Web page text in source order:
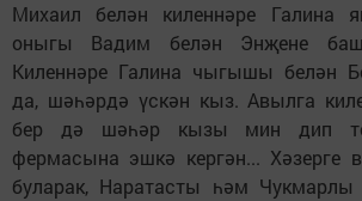
Михаил белән киленнәре Галина
оныгы Вадим белән Энҗене
Киленнәре Галина чыгышы белән
да, шәһәрдә үскән кыз. Авылга
бер дә шәһәр кызы мин дип
фермасына эшкә кергән... Хәзерге
буларак, Наратасты һәм Чукмарлы